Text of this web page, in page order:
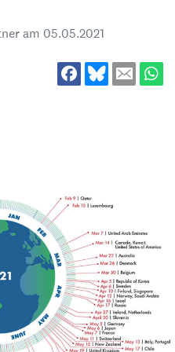
am 05.05.2021